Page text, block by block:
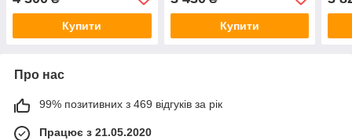
Купити Купити
Про нас
99% позитивних з 469 відгуків за рік
Працює з 21.05.2020